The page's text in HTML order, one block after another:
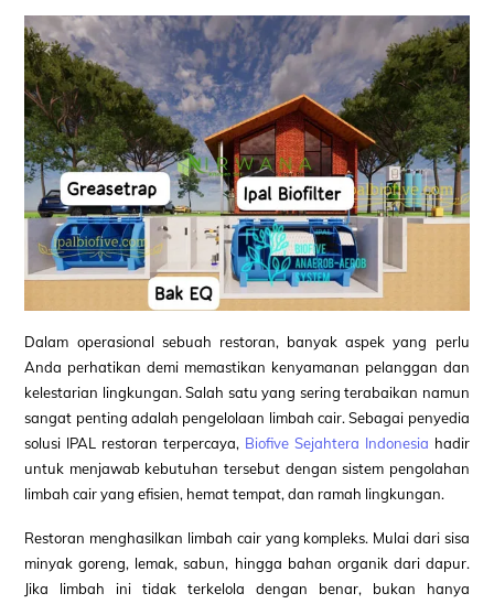
Dalam operasional sebuah restoran, banyak aspek yang perlu
Anda perhatikan demi memastikan kenyamanan pelanggan dan
kelestarian lingkungan. Salah satu yang sering terabaikan namun
sangat penting adalah pengelolaan limbah cair. Sebagai penyedia
solusi IPAL restoran terpercaya, Biofive Sejahtera Indonesia hadir
untuk menjawab kebutuhan tersebut dengan sistem pengolahan
limbah cair yang efisien, hemat tempat, dan ramah lingkungan.
Restoran menghasilkan limbah cair yang kompleks. Mulai dari sisa
minyak goreng, lemak, sabun, hingga bahan organik dari dapur.
Jika limbah ini tidak terkelola dengan benar, bukan hanya